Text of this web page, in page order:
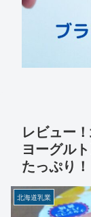
レビュー
ヨーグル
たっぷり！
北海道乳業